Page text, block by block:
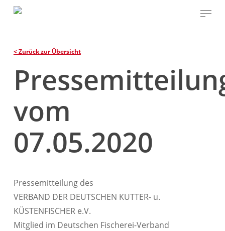
Menu
< Zurück zur Übersicht
vom
07.05.2020
Pressemitteilung des
VERBAND DER DEUTSCHEN KUTTER- u.
KÜSTENFISCHER e.V.
Mitglied im Deutschen Fischerei-Verband